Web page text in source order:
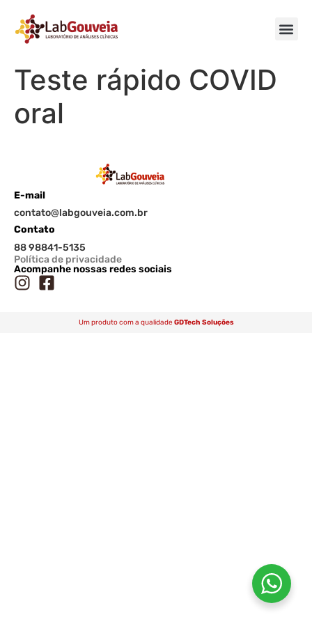
Teste rápido COVID
oral
E-mail
contato@labgouveia.com.br
Contato
88 98841-5135
Política de privacidade
Acompanhe nossas redes sociais
Um produto com a qualidade GDTech Soluções